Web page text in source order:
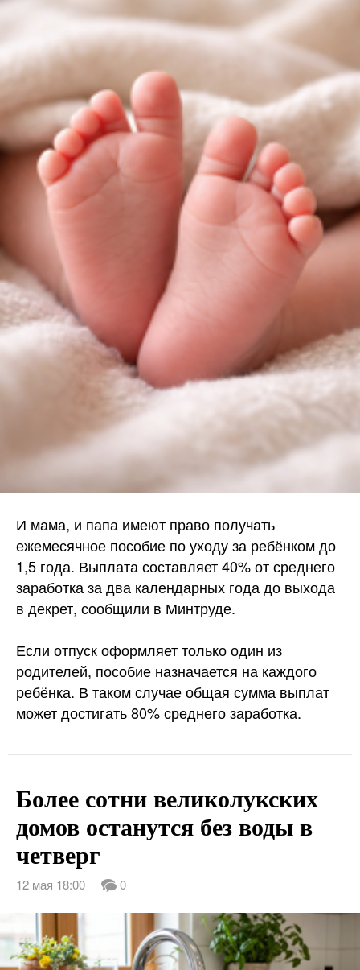
И мама, и папа имеют право получать
ежемесячное пособие по уходу за ребёнком до
1,5 года. Выплата составляет 40% от среднего
заработка за два календарных года до выхода
в декрет, сообщили в Минтруде.
Если отпуск оформляет только один из
родителей, пособие назначается на каждого
ребёнка. В таком случае общая сумма выплат
может достигать 80% среднего заработка.
Более сотни великолукских
домов останутся без воды в
четверг
12 мая 18:00 0